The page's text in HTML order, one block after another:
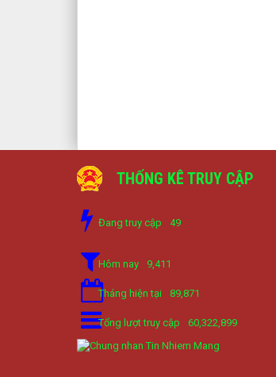
THỐNG KÊ TRUY CẬP
Đang truy cập 49
Hôm nay 9,411
Tháng hiện tại 89,871
Tổng lượt truy cập 60,322,899